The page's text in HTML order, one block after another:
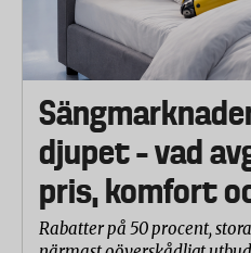
D. Direkt
djupet – vad
pris, komfort
Rabatter på 50 procent,